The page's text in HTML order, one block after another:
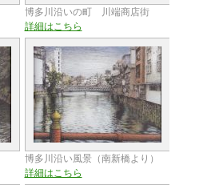
博多川沿いの町 川端商店街
詳細はこちら
博多川沿い風景（南新橋より）
詳細はこちら